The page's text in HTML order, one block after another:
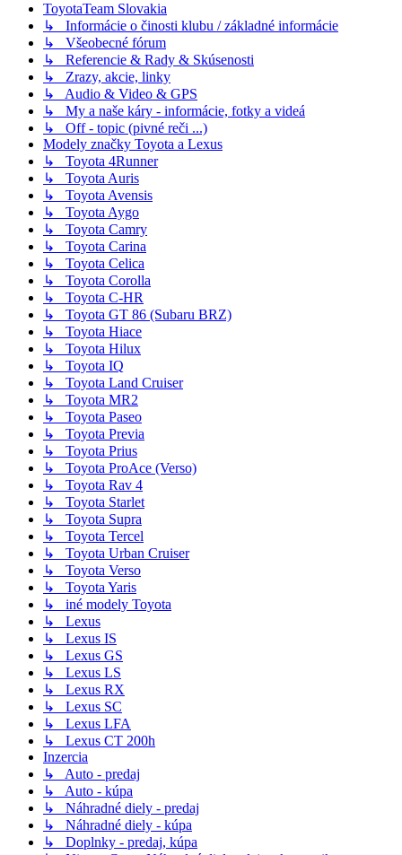
ToyotaTeam Slovakia
↳ Informácie o činosti klubu / základné informácie
↳ Všeobecné fórum
↳ Referencie & Rady & Skúsenosti
↳ Zrazy, akcie, linky
↳ Audio & Video & GPS
↳ My a naše káry - informácie, fotky a videá
↳ Off - topic (pivné reči ...)
Modely značky Toyota a Lexus
↳ Toyota 4Runner
↳ Toyota Auris
↳ Toyota Avensis
↳ Toyota Aygo
↳ Toyota Camry
↳ Toyota Carina
↳ Toyota Celica
↳ Toyota Corolla
↳ Toyota C-HR
↳ Toyota GT 86 (Subaru BRZ)
↳ Toyota Hiace
↳ Toyota Hilux
↳ Toyota IQ
↳ Toyota Land Cruiser
↳ Toyota MR2
↳ Toyota Paseo
↳ Toyota Previa
↳ Toyota Prius
↳ Toyota ProAce (Verso)
↳ Toyota Rav 4
↳ Toyota Starlet
↳ Toyota Supra
↳ Toyota Tercel
↳ Toyota Urban Cruiser
↳ Toyota Verso
↳ Toyota Yaris
↳ iné modely Toyota
↳ Lexus
↳ Lexus IS
↳ Lexus GS
↳ Lexus LS
↳ Lexus RX
↳ Lexus SC
↳ Lexus LFA
↳ Lexus CT 200h
Inzercia
↳ Auto - predaj
↳ Auto - kúpa
↳ Náhradné diely - predaj
↳ Náhradné diely - kúpa
↳ Doplnky - predaj, kúpa